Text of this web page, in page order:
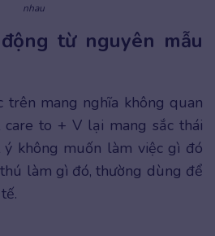
nhau
từ nguyên mẫu
trên mang nghĩa không quan
care to + V lại mang sắc thái
ý không muốn làm việc gì đó
làm gì đó, thường dùng để